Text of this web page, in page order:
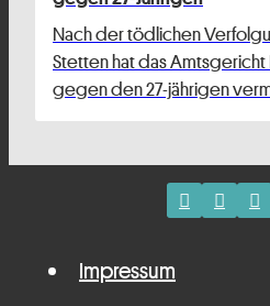
Nach der tödlichen
Stetten hat das
gegen den 27-jährigen
Impressum